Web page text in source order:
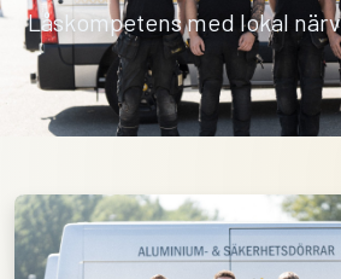
Låskompetens med lokal